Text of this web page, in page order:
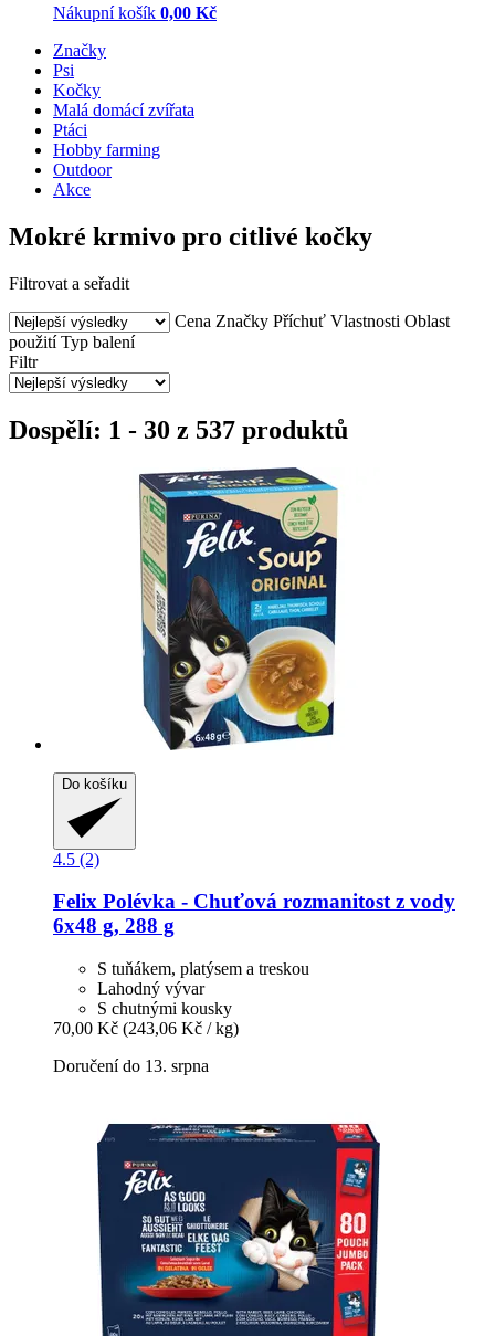
Nákupní košík 0,00 Kč
Značky
Psi
Kočky
Malá domácí zvířata
Ptáci
Hobby farming
Outdoor
Akce
Mokré krmivo pro citlivé kočky
Filtrovat a seřadit
Cena Značky Příchuť Vlastnosti Oblast
použití Typ balení
Filtr
Dospělí: 1 - 30 z 537 produktů
Do košíku
4.5 (2)
Felix Polévka -​ Chuťová rozmanitost z vody
6x48 g, 288 g
S tuňákem, platýsem a treskou
Lahodný vývar
S chutnými kousky
70,00 Kč (243,06 Kč / kg)
Doručení do 13. srpna